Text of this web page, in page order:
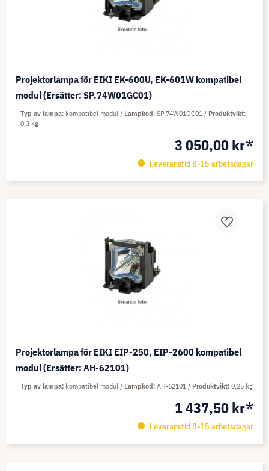
Projektorlampa för EIKI EK-600U, EK-601W kompatibel
modul (Ersätter: SP.74W01GC01)
3 050,00 kr*
Leveranstid 8-15 arbetsdagar
Typ av lampa kompatibel modul Lampkod SP.74W01GC01
Produktvikt
0,3 kg
Projektorlampa för EIKI EIP-250, EIP-2600 kompatibel
modul (Ersätter: AH-62101)
1 437,50 kr*
Leveranstid 8-15 arbetsdagar
Typ av lampa kompatibel modul Lampkod AH-62101 Produktvikt 0,25 kg